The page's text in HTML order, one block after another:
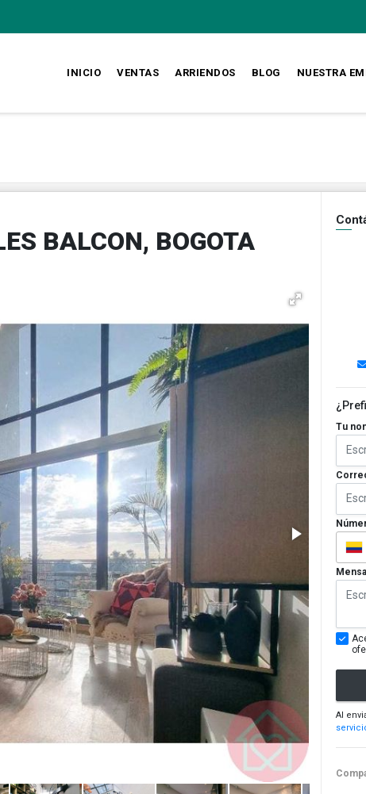
INICIO VENTAS ARRIENDOS BLOG NUESTRA
BALCON, BOGOTA
Tu
Al